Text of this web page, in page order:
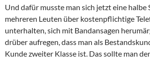
Und dafür musste man sich jetzt eine halbe
mehreren Leuten über kostenpflichtige
unterhalten, sich mit Bandansagen
drüber aufregen, dass man als
Kunde zweiter Klasse ist. Das sollte man